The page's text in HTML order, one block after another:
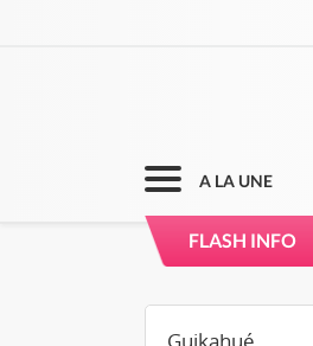
A LA UNE
FLASH INFO